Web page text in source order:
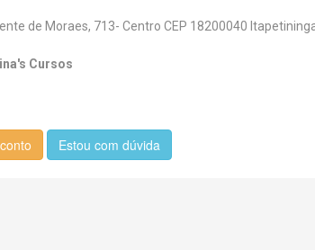
de Moraes, 713- Centro CEP 18200040
Cursos
Estou com dúvida